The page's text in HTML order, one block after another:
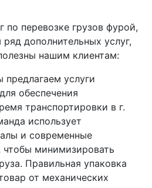
по перевозке грузов фурой,
дополнительных услуг,
нашим клиентам:
предлагаем услуги
обеспечения
транспортировки в г.
использует
и современные
чтобы минимизировать
Правильная упаковка
от механических